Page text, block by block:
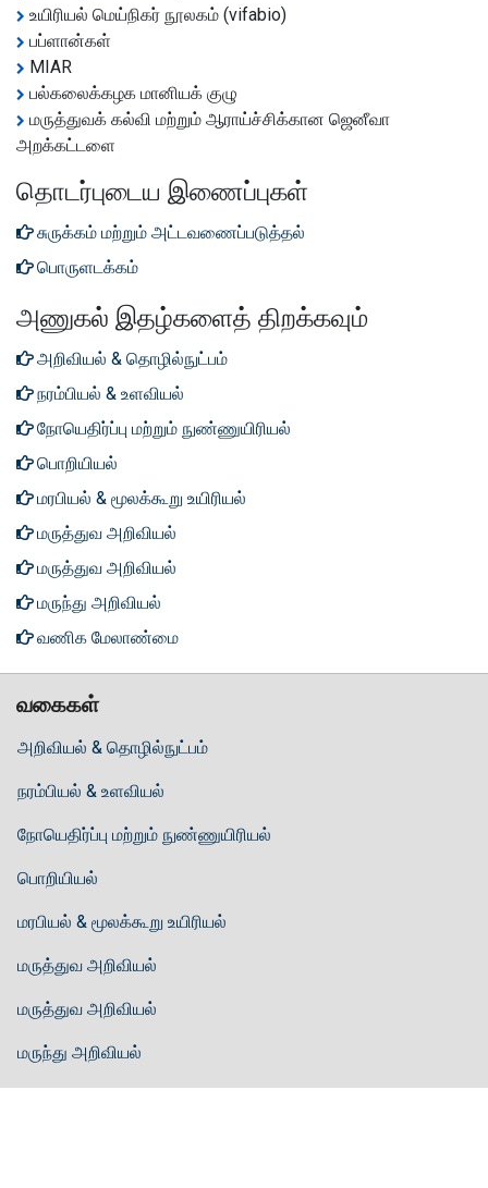
உயிரியல் மெய்நிகர் நூலகம் (vifabio)
பப்ளான்கள்
MIAR
பல்கலைக்கழக மானியக் குழு
மருத்துவக் கல்வி மற்றும் ஆராய்ச்சிக்கான ஜெனீவா
அறக்கட்டளை
தொடர்புடைய இணைப்புகள்
சுருக்கம் மற்றும் அட்டவணைப்படுத்தல்
பொருளடக்கம்
அணுகல் இதழ்களைத் திறக்கவும்
அறிவியல் & தொழில்நுட்பம்
நரம்பியல் & உளவியல்
நோயெதிர்ப்பு மற்றும் நுண்ணுயிரியல்
பொறியியல்
மரபியல் & மூலக்கூறு உயிரியல்
மருத்துவ அறிவியல்
மருத்துவ அறிவியல்
மருந்து அறிவியல்
வணிக மேலாண்மை
வகைகள்
அறிவியல் & தொழில்நுட்பம்
நரம்பியல் & உளவியல்
நோயெதிர்ப்பு மற்றும் நுண்ணுயிரியல்
பொறியியல்
மரபியல் & மூலக்கூறு உயிரியல்
மருத்துவ அறிவியல்
மருத்துவ அறிவியல்
மருந்து அறிவியல்